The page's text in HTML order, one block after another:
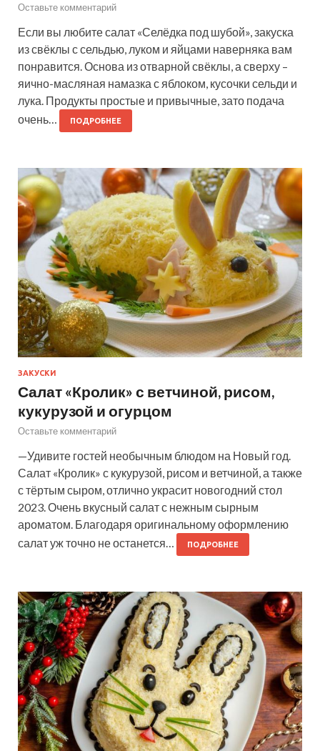
Оставьте комментарий
Если вы любите салат «Селёдка под шубой», закуска
из свёклы с сельдью, луком и яйцами наверняка вам
понравится. Основа из отварной свёклы, а сверху –
яично-масляная намазка с яблоком, кусочки сельди и
лука. Продукты простые и привычные, зато подача
очень…
ПОДРОБНЕЕ
ЗАКУСКИ
Салат «Кролик» с ветчиной, рисом,
кукурузой и огурцом
Оставьте комментарий
—Удивите гостей необычным блюдом на Новый год.
Салат «Кролик» с кукурузой, рисом и ветчиной, а также
с тёртым сыром, отлично украсит новогодний стол
2023. Очень вкусный салат с нежным сырным
ароматом. Благодаря оригинальному оформлению
салат уж точно не останется…
ПОДРОБНЕЕ